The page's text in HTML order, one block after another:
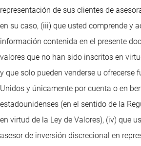
representación de sus clientes de
en su caso, (iii) que usted comprende y
información contenida en el presente
valores que no han sido inscritos en
y que solo pueden venderse u ofrecerse
Unidos y únicamente por cuenta o en
estadounidenses (en el sentido de la
en virtud de la Ley de Valores), (iv) que
asesor de inversión discrecional en